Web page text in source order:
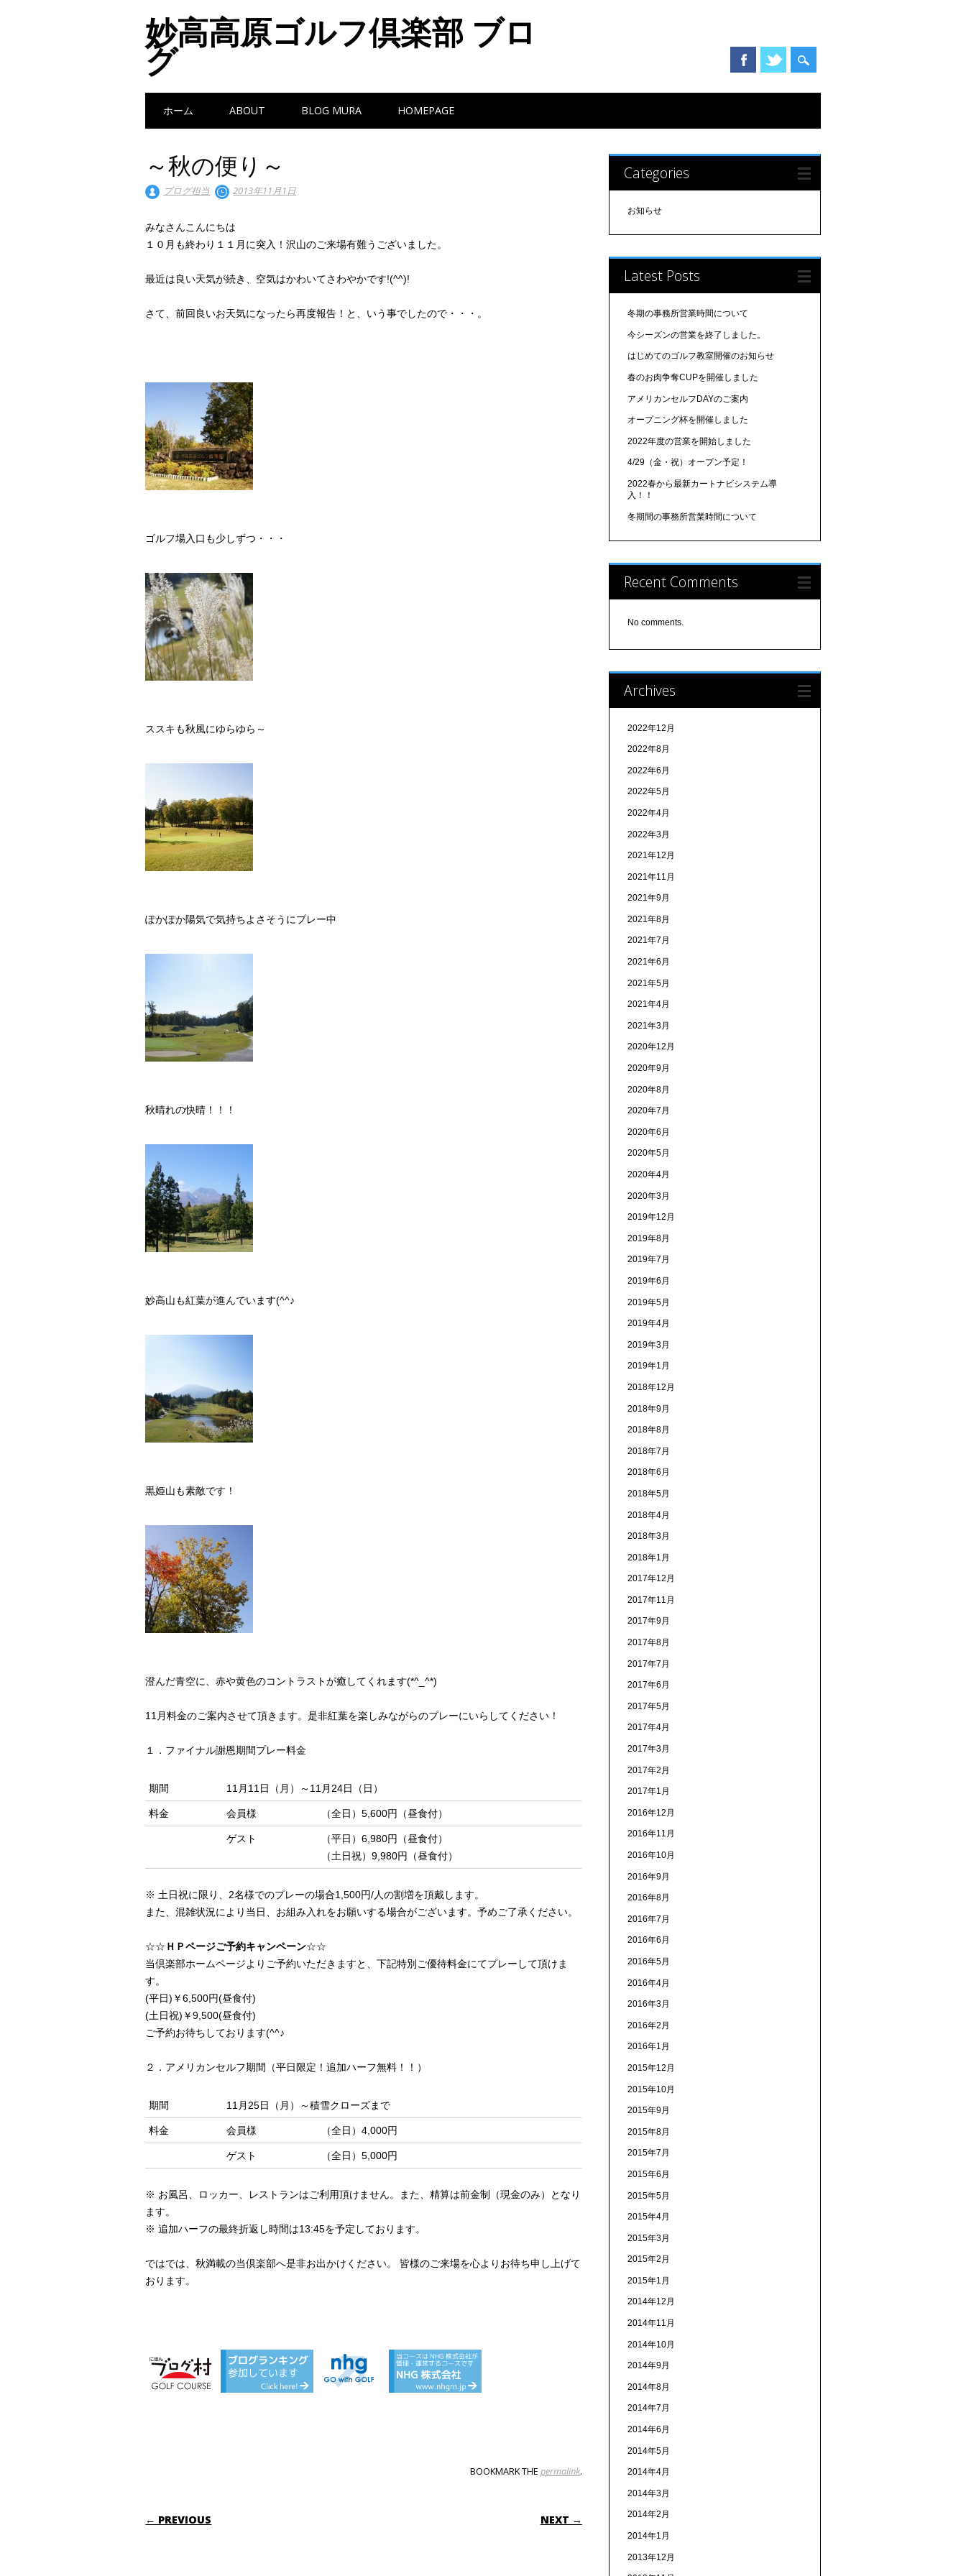
妙高高原ゴルフ倶楽部 ブロ
グ
Main menu
ホーム ABOUT BLOG MURA HOMEPAGE
～秋の便り～
ブログ担当 2013年11月1日
みなさんこんにちは
１０月も終わり１１月に突入！沢山のご来場有難うございました。
最近は良い天気が続き、空気はかわいてさわやかです!(^^)!
さて、前回良いお天気になったら再度報告！と、いう事でしたので・・・。
ゴルフ場入口も少しずつ・・・
ススキも秋風にゆらゆら～
ぽかぽか陽気で気持ちよさそうにプレー中
秋晴れの快晴！！！
妙高山も紅葉が進んでいます(^^♪
黒姫山も素敵です！
澄んだ青空に、赤や黄色のコントラストが癒してくれます(*^_^*)
11月料金のご案内させて頂きます。是非紅葉を楽しみながらのプレーにいらしてください！
１．ファイナル謝恩期間プレー料金
期間 11月11日（月）～11月24日（日）
料金 会員様 （全日）5,600円（昼食付）
ゲスト
（平日）6,980円（昼食付）
（土日祝）9,980円（昼食付）
※ 土日祝に限り、2名様でのプレーの場合1,500円/人の割増を頂戴します。
また、混雑状況により当日、お組み入れをお願いする場合がございます。予めご了承ください。
☆☆ ＨＰページご予約キャンペーン☆☆
当倶楽部ホームページよりご予約いただきますと、下記特別ご優待料金にてプレーして頂けま
す。
(平日)￥6,500円(昼食付)
(土日祝)￥9,500(昼食付)
ご予約お待ちしております(^^♪
２．アメリカンセルフ期間（平日限定！追加ハーフ無料！！）
期間 11月25日（月）～積雪クローズまで
料金 会員様 （全日）4,000円
ゲスト （全日）5,000円
※ お風呂、ロッカー、レストランはご利用頂けません。また、精算は前金制（現金のみ）となり
ます。
※ 追加ハーフの最終折返し時間は13:45を予定しております。
ではでは、秋満載の当倶楽部へ是非お出かけください。 皆様のご来場を心よりお待ち申し上げて
おります。
BOOKMARK THE permalink.
POST NAVIGATION
← PREVIOUS NEXT →
Categories
お知らせ
Latest Posts
冬期の事務所営業時間について
今シーズンの営業を終了しました。
はじめてのゴルフ教室開催のお知らせ
春のお肉争奪CUPを開催しました
アメリカンセルフDAYのご案内
オープニング杯を開催しました
2022年度の営業を開始しました
4/29（金・祝）オープン予定！
2022春から最新カートナビシステム導
入！！
冬期間の事務所営業時間について
Recent Comments
No comments.
Archives
2022年12月
2022年8月
2022年6月
2022年5月
2022年4月
2022年3月
2021年12月
2021年11月
2021年9月
2021年8月
2021年7月
2021年6月
2021年5月
2021年4月
2021年3月
2020年12月
2020年9月
2020年8月
2020年7月
2020年6月
2020年5月
2020年4月
2020年3月
2019年12月
2019年8月
2019年7月
2019年6月
2019年5月
2019年4月
2019年3月
2019年1月
2018年12月
2018年9月
2018年8月
2018年7月
2018年6月
2018年5月
2018年4月
2018年3月
2018年1月
2017年12月
2017年11月
2017年9月
2017年8月
2017年7月
2017年6月
2017年5月
2017年4月
2017年3月
2017年2月
2017年1月
2016年12月
2016年11月
2016年10月
2016年9月
2016年8月
2016年7月
2016年6月
2016年5月
2016年4月
2016年3月
2016年2月
2016年1月
2015年12月
2015年10月
2015年9月
2015年8月
2015年7月
2015年6月
2015年5月
2015年4月
2015年3月
2015年2月
2015年1月
2014年12月
2014年11月
2014年10月
2014年9月
2014年8月
2014年7月
2014年6月
2014年5月
2014年4月
2014年3月
2014年2月
2014年1月
2013年12月